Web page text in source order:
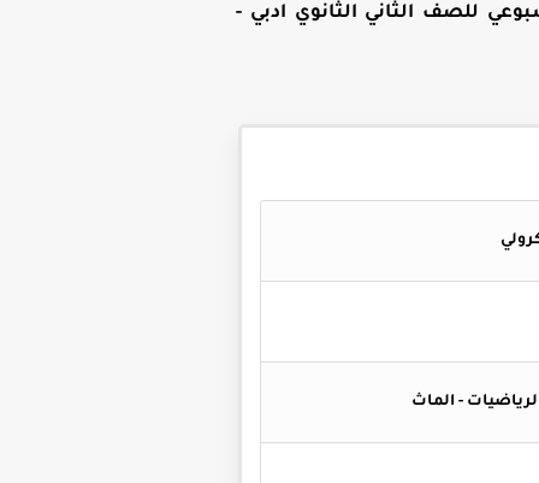
للصف الثاني الثانوي ادبي -
- الماث